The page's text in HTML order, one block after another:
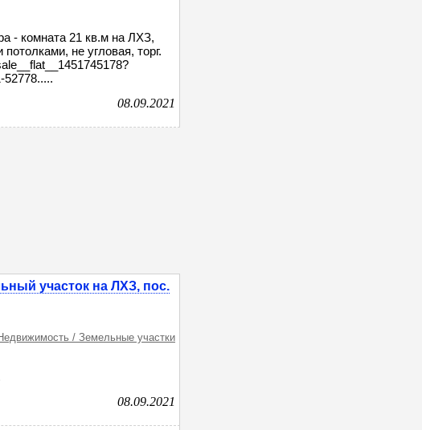
- комната 21 кв.м на ЛХЗ,
не угловая, торг.
52778.....
08.09.2021
участок на ЛХЗ, пос.
/ Земельные участки
08.09.2021